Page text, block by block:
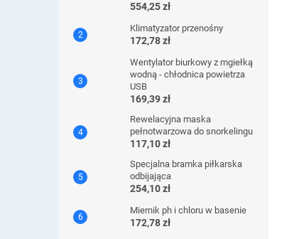
554,25 zł
Klimatyzator przenośny
172,78 zł
Wentylator biurkowy z mgiełką
wodną - chłodnica powietrza
USB
169,39 zł
Rewelacyjna maska ​​
pełnotwarzowa do snorkelingu
117,10 zł
Specjalna bramka piłkarska
odbijająca
254,10 zł
Miernik ph i chloru w basenie
172,78 zł